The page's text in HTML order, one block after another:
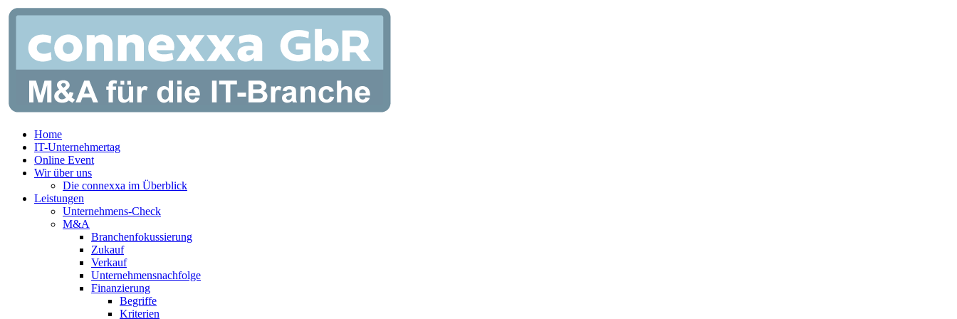
Zum
springen
Home
IT-Unternehmertag
Online Event
Wir über uns
Die connexxa im Überblick
Leistungen
Unternehmens-Check
M&A
Branchenfokussierung
Zukauf
Verkauf
Unternehmensnachfolge
Finanzierung
Begriffe
Kriterien